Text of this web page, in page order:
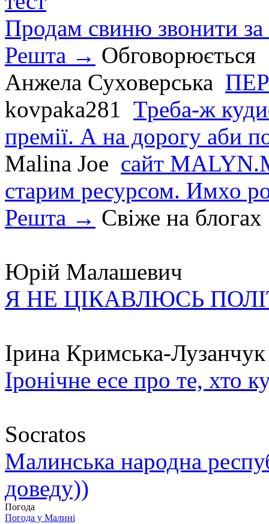
Продам свиню звонити
Решта → Обговорюється
Анжела Суховерська
kovpaka281 Треба-ж
премії. А на дорогу аби
Malina Joe сайт
старим ресурсом. Имхо
Решта → Свіже на блогах
Юрій Малашевич
Я НЕ ЦІКАВЛЮСЬ
Ірина Кримська-Лузанчук
Іронічне есе про те, хто
Socratos
Малинська народна
доведу))
Погода
Погода у Малині